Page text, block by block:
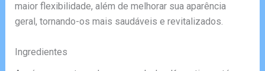
maior flexibilidade, além de melhorar sua aparência
geral, tornando-os mais saudáveis e revitalizados.
Ingredientes